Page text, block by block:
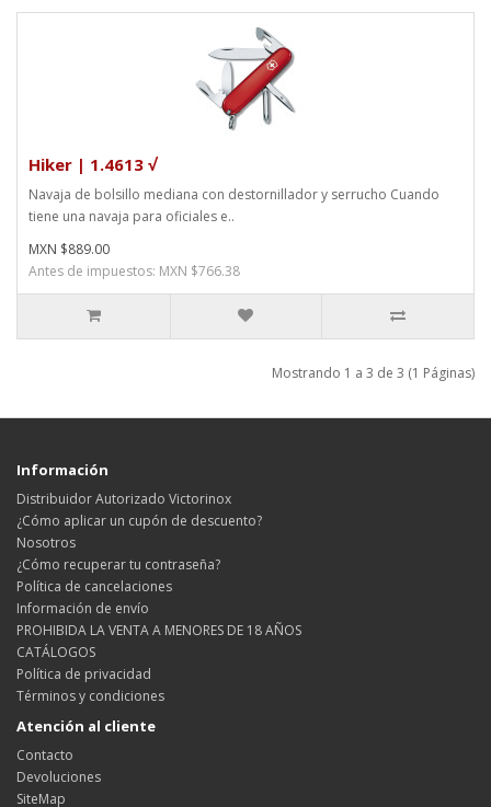
Hiker | 1.4613 √
Navaja de bolsillo mediana con destornillador y serrucho Cuando
tiene una navaja para oficiales e..
MXN $889.00
Antes de impuestos: MXN $766.38
Mostrando 1 a 3 de 3 (1 Páginas)
Información
Distribuidor Autorizado Victorinox
¿Cómo aplicar un cupón de descuento?
Nosotros
¿Cómo recuperar tu contraseña?
Política de cancelaciones
Información de envío
PROHIBIDA LA VENTA A MENORES DE 18 AÑOS
CATÁLOGOS
Política de privacidad
Términos y condiciones
Atención al cliente
Contacto
Devoluciones
SiteMap